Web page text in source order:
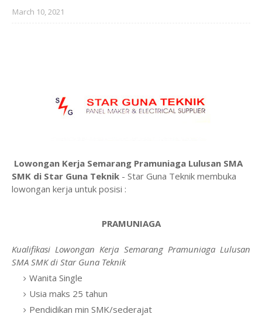
March 10, 2021
Lowongan Kerja Semarang Pramuniaga Lulusan SMA
SMK di Star Guna Teknik - Star Guna Teknik membuka
lowongan kerja untuk posisi :
PRAMUNIAGA
Kualifikasi Lowongan Kerja Semarang Pramuniaga Lulusan
SMA SMK di Star Guna Teknik
Wanita Single
Usia maks 25 tahun
Pendidikan min SMK/sederajat